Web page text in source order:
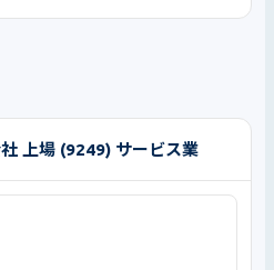
上場 (9249) サービス業